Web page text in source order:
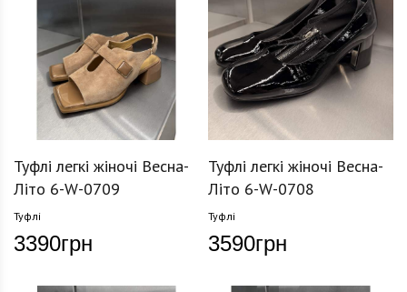
Туфлі легкі жіночі Весна-
Літо 6-W-0709
Туфлі
3390грн
Туфлі легкі жіночі Весна-
Літо 6-W-0708
Туфлі
3590грн